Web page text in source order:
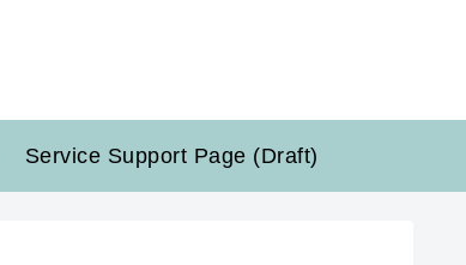
Service Support Page (Draft)